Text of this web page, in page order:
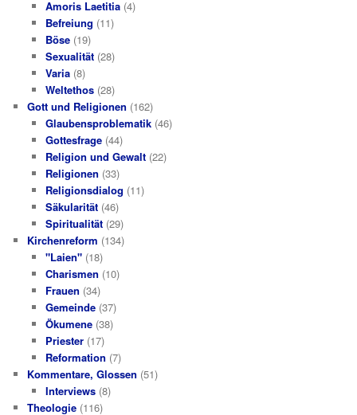
Amoris Laetitia(4)
Befreiung (11)
Böse(19)
Sexualität(28)
Varia(8)
Weltethos(28)
Gott und Religionen (162)
Glaubensproblematik(46)
Gottesfrage(44)
Religion und Gewalt(22)
Religionen (33)
Religionsdialog (11)
Säkularität(46)
Spiritualität(29)
Kirchenreform (134)
"Laien"(18)
Charismen (10)
Frauen (34)
Gemeinde(37)
Ökumene(38)
Priester(17)
Reformation (7)
Kommentare, Glossen (51)
Interviews(8)
Theologie (116)